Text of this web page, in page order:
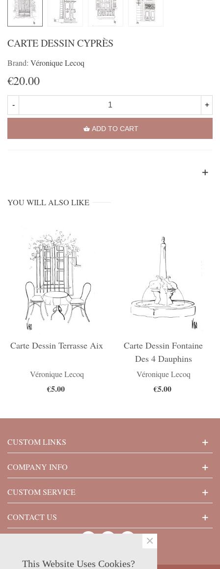
CARTE DESSIN CYPRÈS
Brand: Véronique Lecoq
€20.00
- +
ADD TO CART
YOU WILL ALSO LIKE
Carte Dessin Terrasse Aix
Véronique Lecoq
€5.00
Carte Dessin Fontaine
Des 4 Dauphins
Véronique Lecoq
€5.00
CUSTOM LINKS
COMPANY INFO
CUSTOM SERVICE
CONTACT US
This Website Uses Cookies?
×